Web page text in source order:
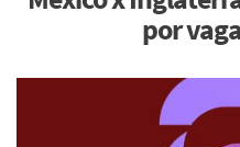
por